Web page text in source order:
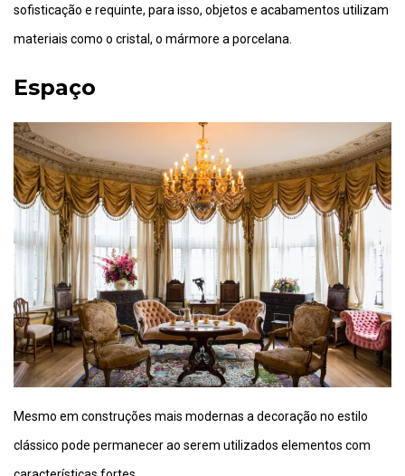
sofisticação e requinte, para isso, objetos e acabamentos utilizam
materiais como o cristal, o mármore a porcelana.
Espaço
Mesmo em construções mais modernas a decoração no estilo
clássico pode permanecer ao serem utilizados elementos com